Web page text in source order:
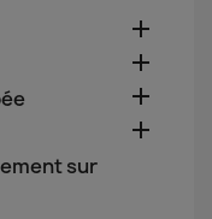




sur